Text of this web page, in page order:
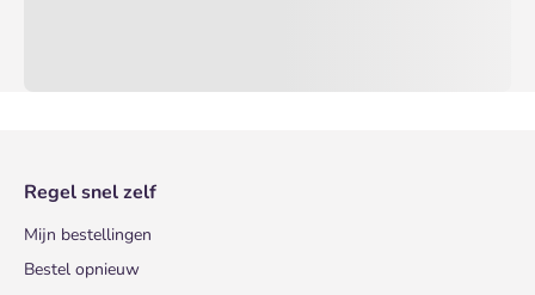
Regel snel zelf
Mijn bestellingen
Bestel opnieuw